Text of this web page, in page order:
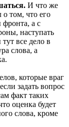
И что же
о том, что его
фронта, а с
наступать
все дело в
слова, а
которые враг
задать вопрос
факт таких
оценка будет
слова, кроме